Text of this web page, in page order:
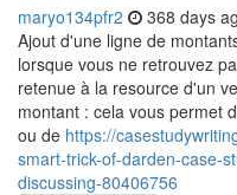
maryo134pfr2 368 days
Ajout d'une ligne de
lorsque vous ne retrouvez
retenue à la resource d'un
montant : cela vous permet
ou de https://
smart-trick-of-darden-case-
discussing-80406756